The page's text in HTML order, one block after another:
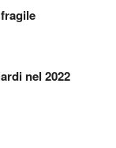
nel 2022